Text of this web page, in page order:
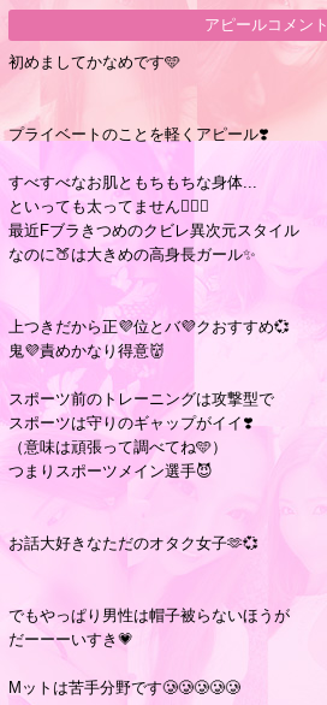
アピールコメント
初めましてかなめです🩵
プライベートのことを軽くアピール❣️
すべすべなお肌ともちもちな身体...
といっても太ってません🙅🏻‍♀️
最近Fブラきつめのクビレ異次元スタイル
なのに🍑は大きめの高身長ガール✨
上つきだから正💜位とバ💜クおすすめ💞
鬼💜責めかなり得意👹
スポーツ前のトレーニングは攻撃型で
スポーツは守りのギャップがイイ❣️
（意味は頑張って調べてね🩵）
つまりスポーツメイン選手😈
お話大好きなただのオタク女子🫶💞
でもやっぱり男性は帽子被らないほうが
だーーーいすき💗
Mットは苦手分野です🥲🥲🥲🥲🥲